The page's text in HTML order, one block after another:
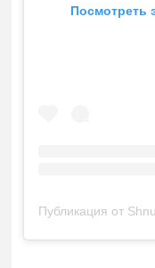
Посмотреть
Публикация от